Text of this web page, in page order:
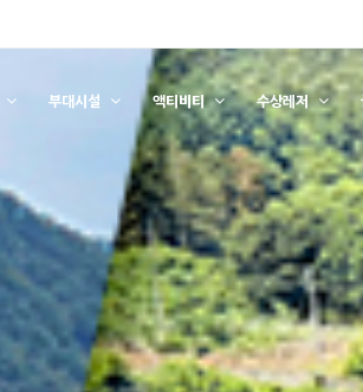
부대시설 액티비티 수상레저